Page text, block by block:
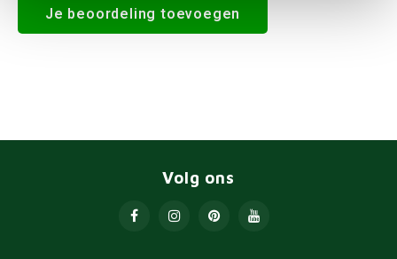
Je beoordeling toevoegen
Volg ons